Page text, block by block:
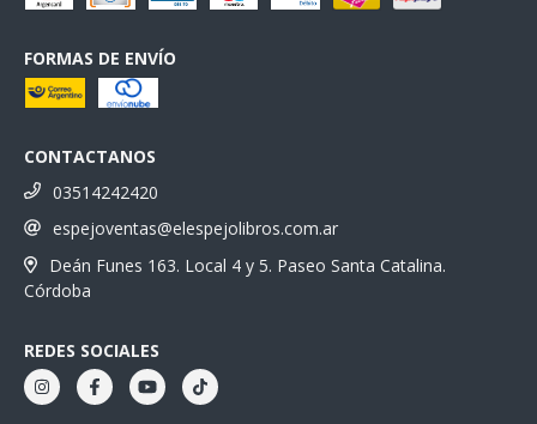
FORMAS DE ENVÍO
CONTACTANOS
03514242420
espejoventas@elespejolibros.com.ar
Deán Funes 163. Local 4 y 5. Paseo Santa Catalina.
Córdoba
REDES SOCIALES